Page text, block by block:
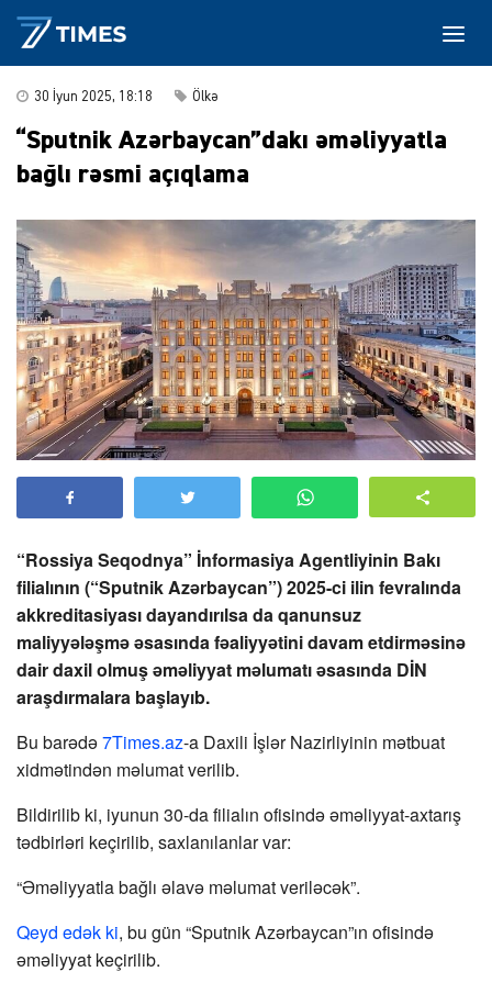
30 İyun 2025, 18:18 Ölkə
“Sputnik Azərbaycan”dakı əməliyyatla
bağlı rəsmi açıqlama
“Rossiya Seqodnya” İnformasiya Agentliyinin Bakı
filialının (“Sputnik Azərbaycan”) 2025-ci ilin fevralında
akkreditasiyası dayandırılsa da qanunsuz
maliyyələşmə əsasında fəaliyyətini davam etdirməsinə
dair daxil olmuş əməliyyat məlumatı əsasında DİN
araşdırmalara başlayıb.
Bu barədə7Times.az-a Daxili İşlər Nazirliyinin mətbuat
xidmətindən məlumat verilib.
Bildirilib ki, iyunun 30-da filialın ofisində əməliyyat-axtarış
tədbirləri keçirilib, saxlanılanlar var:
“Əməliyyatla bağlı əlavə məlumat veriləcək”.
Qeyd edək ki, bu gün “Sputnik Azərbaycan”ın ofisində
əməliyyat keçirilib.